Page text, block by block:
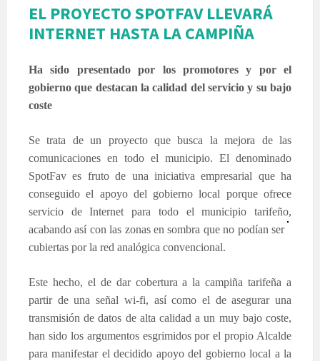
EL PROYECTO SPOTFAV LLEVARÁ
INTERNET HASTA LA CAMPIÑA
Ha sido presentado por los promotores y por el
gobierno que destacan la calidad del servicio y su bajo
coste
Se trata de un proyecto que busca la mejora de las
comunicaciones en todo el municipio. El denominado
SpotFav es fruto de una iniciativa empresarial que ha
conseguido el apoyo del gobierno local porque ofrece
servicio de Internet para todo el municipio tarifeño,
acabando así con las zonas en sombra que no podían ser
cubiertas por la red analógica convencional.
Este hecho, el de dar cobertura a la campiña tarifeña a
partir de una señal wi-fi, así como el de asegurar una
transmisión de datos de alta calidad a un muy bajo coste,
han sido los argumentos esgrimidos por el propio Alcalde
para manifestar el decidido apoyo del gobierno local a la